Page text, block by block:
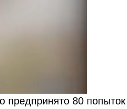
предпринято 80 попыток